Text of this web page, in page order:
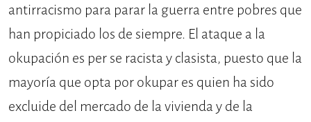
antirracismo para parar la guerra entre pobres que
han propiciado los de siempre. El ataque a la
okupación es per se racista y clasista, puesto que la
mayoría que opta por okupar es quien ha sido
excluide del mercado de la vivienda y de la